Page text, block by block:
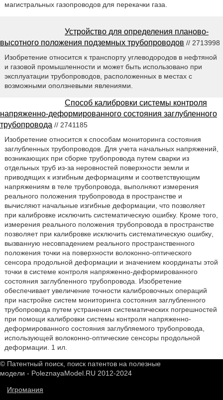
магистральных газопроводов для перекачки газа.
Устройство для определения планово-
высотного положения подземных трубопроводов // 2713998
Изобретение относится к транспорту углеводородов в нефтяной
и газовой промышленности и может быть использовано при
эксплуатации трубопроводов, расположенных в местах с
возможными оползневыми явлениями.
Способ калибровки системы контроля
напряженно-деформированного состояния заглубленного
трубопровода // 2741185
Изобретение относится к способам мониторинга состояния
заглубленных трубопроводов. Для учета начальных напряжений,
возникающих при сборке трубопровода путем сварки из
отдельных труб из-за неровностей поверхности земли и
приводящих к изгибным деформациям и соответствующим
напряжениям в теле трубопровода, выполняют измерения
реального положения трубопровода в пространстве и
вычисляют начальные изгибные деформации, что позволяет
при калибровке исключить систематическую ошибку. Кроме того,
измерения реального положения трубопровода в пространстве
позволяет при калибровке исключить систематическую ошибку,
вызванную несовпадением реального пространственного
положения точки на поверхности волоконно-оптического
сенсора продольной деформации и значением координаты этой
точки в системе контроля напряженно-деформированного
состояния заглубленного трубопровода. Изобретение
обеспечивает увеличение точности калибровочных операций
при настройке систем мониторинга состояния заглубленного
трубопровода путем устранения систематических погрешностей
при помощи калибровки системы контроля напряженно-
деформированного состояния заглубляемого трубопровода,
использующей волоконно-оптические сенсоры продольной
деформации. 1 ил.
© Патентный поиск, поиск патентов на полезные
модели - PoleznayaModel.RU 2012-2024
Игромания